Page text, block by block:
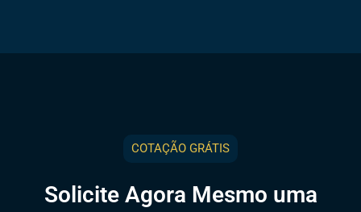
COTAÇÃO GRÁTIS
Solicite Agora Mesmo uma